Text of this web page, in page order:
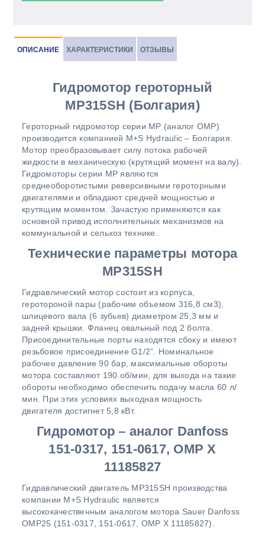
ОПИСАНИЕ ХАРАКТЕРИСТИКИ ОТЗЫВЫ
Гидромотор героторный
MР315SH (Болгария)
Героторный гидромотор серии MP (аналог OMP)
производится компанией M+S Hydraulic – Болгария.
Мотор преобразовывает силу потока рабочей
жидкости в механическую (крутящий момент на валу).
Гидромоторы серии MP являются
среднеоборотистыми реверсивными героторными
двигателями и обладают средней мощностью и
крутящим моментом. Зачастую применяются как
основной привод исполнительных механизмов на
коммунальной и сельхоз технике.
Технические параметры мотора
MР315SH
Гидравлический мотор состоит из корпуса,
геротороной пары (рабочим объемом 316,8 см3),
шлицевого вала (6 зубьев) диаметром 25,3 мм и
задней крышки. Фланец овальный под 2 болта.
Присоединительные порты находятся сбоку и имеют
резьбовое присоединение G1/2”. Номинальное
рабочее давление 90 бар, максимальные обороты
мотора составляют 190 об/мин, для выхода на такие
обороты необходимо обеспечить подачу масла 60 л/
мин. При этих условиях выходная мощность
двигателя достигнет 5,8 кВт.
Гидромотор – аналог Danfoss
151-0317, 151-0617, OMP X
11185827
Гидравлический двигатель MР315SH производства
компании M+S Hydraulic является
высококачественным аналогом мотора Sauer Danfoss
ОМP25 (151-0317, 151-0617, OMP X 11185827).